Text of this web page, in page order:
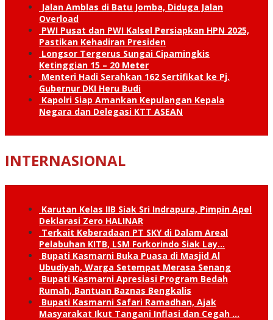
Jalan Amblas di Batu Jomba, Diduga Jalan
Overload
PWI Pusat dan PWI Kalsel Persiapkan HPN 2025,
Pastikan Kehadiran Presiden
Longsor Tergerus Sungai Cipamingkis
Ketinggian 15 – 20 Meter
Menteri Hadi Serahkan 162 Sertifikat ke Pj.
Gubernur DKI Heru Budi
Kapolri Siap Amankan Kepulangan Kepala
Negara dan Delegasi KTT ASEAN
INTERNASIONAL
Karutan Kelas IIB Siak Sri Indrapura, Pimpin Apel
Deklarasi Zero HALINAR
Terkait Keberadaan PT SKY di Dalam Areal
Pelabuhan KITB, LSM Forkorindo Siak Lay…
Bupati Kasmarni Buka Puasa di Masjid Al
Ubudiyah, Warga Setempat Merasa Senang
Bupati Kasmarni Apresiasi Program Bedah
Rumah, Bantuan Baznas Bengkalis
Bupati Kasmarni Safari Ramadhan, Ajak
Masyarakat Ikut Tangani Inflasi dan Cegah …